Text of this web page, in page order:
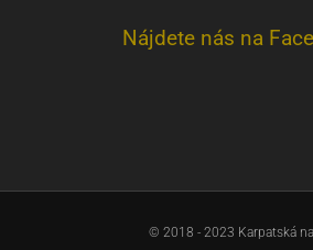
Nájdete nás na
© 2018 - 2023 Karpatská